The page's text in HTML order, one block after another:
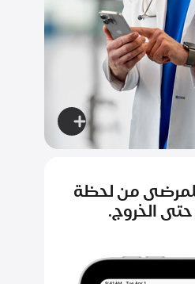
اعرف
المزيد
من لحظة
الخروج.